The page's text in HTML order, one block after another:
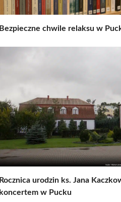
Bezpieczne chwile relaksu w
Rocznica urodzin ks. Jana
koncertem w Pucku